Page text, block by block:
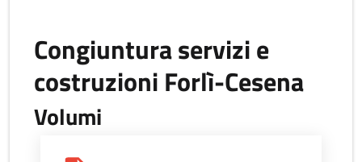
Congiuntura servizi e
costruzioni Forlì-Cesena
Volumi